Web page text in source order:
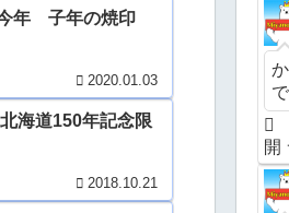
年 子年の焼印
2020.01.03
海道150年記念限
2018.10.21
開